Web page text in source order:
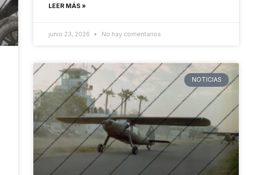
LEER MÁS »
junio 23, 2026 No hay comentarios
NOTICIAS